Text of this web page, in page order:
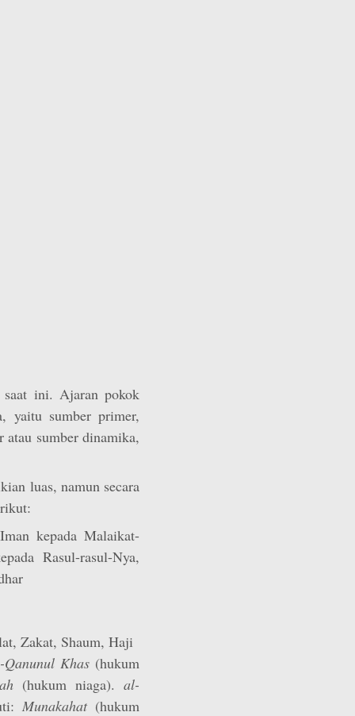
ini. Ajaran pokok
yaitu sumber primer,
atau sumber dinamika,
luas, namun secara
kepada Malaikat-
Rasul-rasul-Nya,
Zakat, Shaum, Haji
Qanunul Khas (hukum
(hukum niaga).al-
Munakahat(hukum